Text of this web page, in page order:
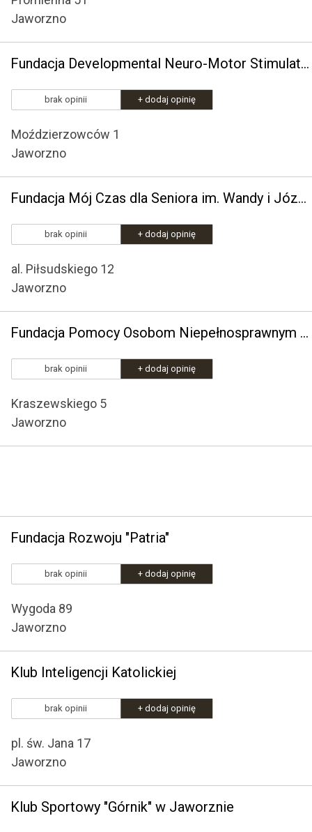
Jaworzno
Fundacja Developmental Neuro-Motor Stimulation Institute
brak opinii + dodaj opinię
Moździerzowców 1
Jaworzno
Fundacja Mój Czas dla Seniora im. Wandy i Józefa
brak opinii + dodaj opinię
al. Piłsudskiego 12
Jaworzno
Fundacja Pomocy Osobom Niepełnosprawnym "Ratownik Górniczy"
brak opinii + dodaj opinię
Kraszewskiego 5
Jaworzno
Fundacja Rozwoju "Patria"
brak opinii + dodaj opinię
Wygoda 89
Jaworzno
Klub Inteligencji Katolickiej
brak opinii + dodaj opinię
pl. św. Jana 17
Jaworzno
Klub Sportowy "Górnik" w Jaworznie